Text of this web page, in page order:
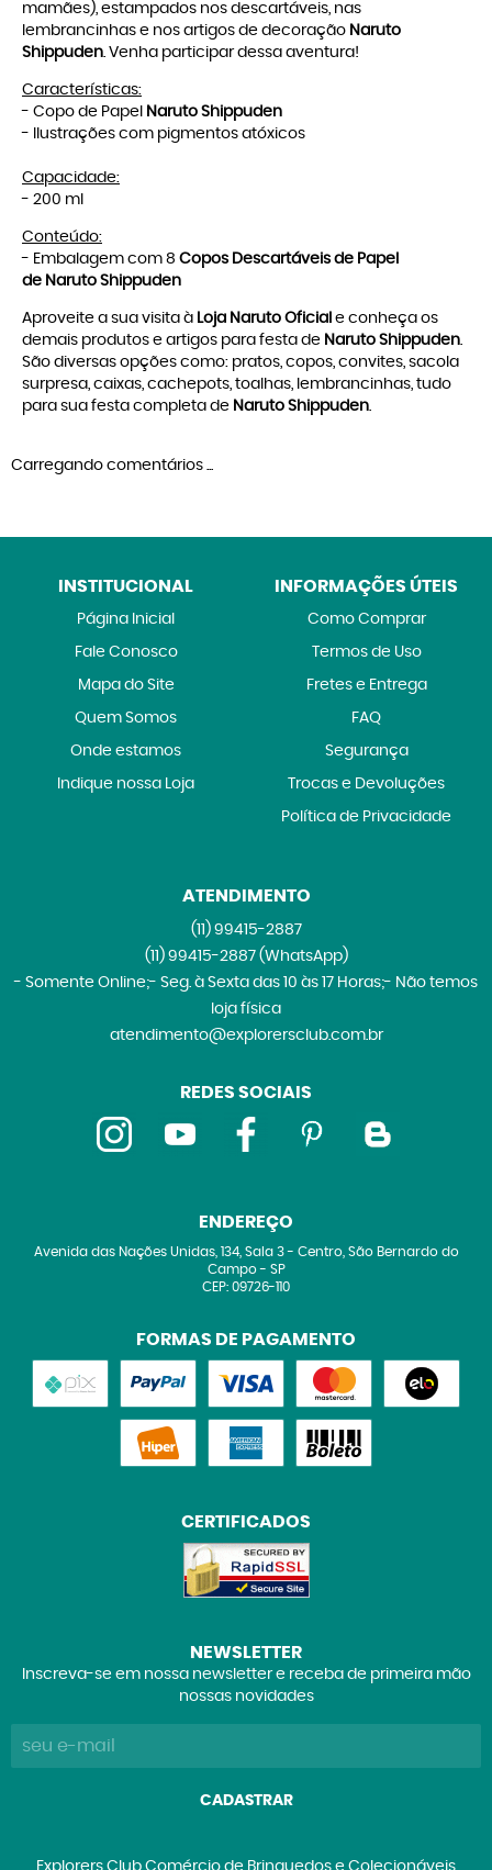
mamães), estampados nos descartáveis, nas
lembrancinhas e nos artigos de decoração Naruto
Shippuden. Venha participar dessa aventura!
Características:
- Copo de Papel
Naruto Shippuden
- Ilustrações com pigmentos atóxicos
Capacidade:
- 200 ml
Conteúdo:
- Embalagem com 8 Copos Descartáveis de Papel
de Naruto Shippuden
Aproveite a sua visita à Loja Naruto Oficial e conheça os
demais produtos e artigos para festa de Naruto Shippuden.
São diversas opções como: pratos, copos, convites, sacola
surpresa, caixas, cachepots, toalhas, lembrancinhas, tudo
para sua festa completa de Naruto Shippuden.
Carregando comentários ...
INSTITUCIONAL
Página Inicial
Fale Conosco
Mapa do Site
Quem Somos
Onde estamos
Indique nossa Loja
INFORMAÇÕES ÚTEIS
Como Comprar
Termos de Uso
Fretes e Entrega
FAQ
Segurança
Trocas e Devoluções
Política de Privacidade
ATENDIMENTO
(11)99415-2887
(11)99415-2887 (WhatsApp)
- Somente Online;- Seg. à Sexta das 10 às 17 Horas;- Não temos
loja física
atendimento@explorersclub.com.br
REDES SOCIAIS
ENDEREÇO
Avenida das Nações Unidas, 134, Sala 3- Centro, São Bernardo do
Campo- SP
CEP: 09726-110
FORMAS DE PAGAMENTO
CERTIFICADOS
NEWSLETTER
Inscreva-se em nossa newsletter e receba de primeira mão
nossas novidades
CADASTRAR
Explorers Club Comércio de Brinquedos e Colecionáveis